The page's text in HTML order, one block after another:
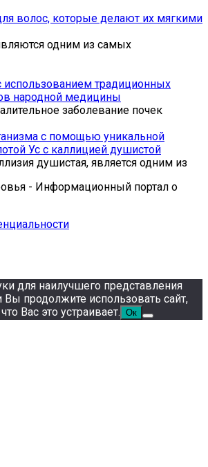
волос, которые делают их мягкими
одним из самых
использованием традиционных
народной медицины
заболевание почек
с помощью уникальной
Ус с каллицией душистой
душистая, является одним из
- Информационный портал о
для наилучшего представления
Вы продолжите использовать сайт,
Вас это устраивает. Ок